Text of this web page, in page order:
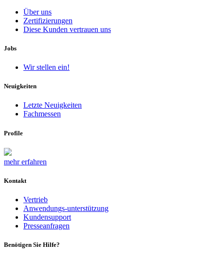
Über uns
Zertifizierungen
Diese Kunden vertrauen uns
Jobs
Wir stellen ein!
Neuigkeiten
Letzte Neuigkeiten
Fachmessen
Profile
mehr erfahren
Kontakt
Vertrieb
Anwendungs-unterstützung
Kundensupport
Presseanfragen
Benötigen Sie Hilfe?